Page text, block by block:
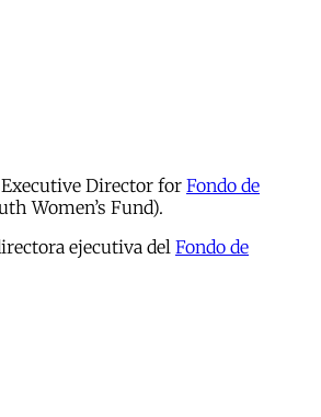
Director for Fondo de
Women’s Fund).
ejecutiva del Fondo de